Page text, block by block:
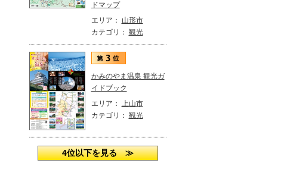
ドマップ
エリア：
山形市
カテゴリ： 観光
かみのやま温泉 観光ガ
イドブック
エリア： 上山市
カテゴリ： 観光
4位以下を見る ≫